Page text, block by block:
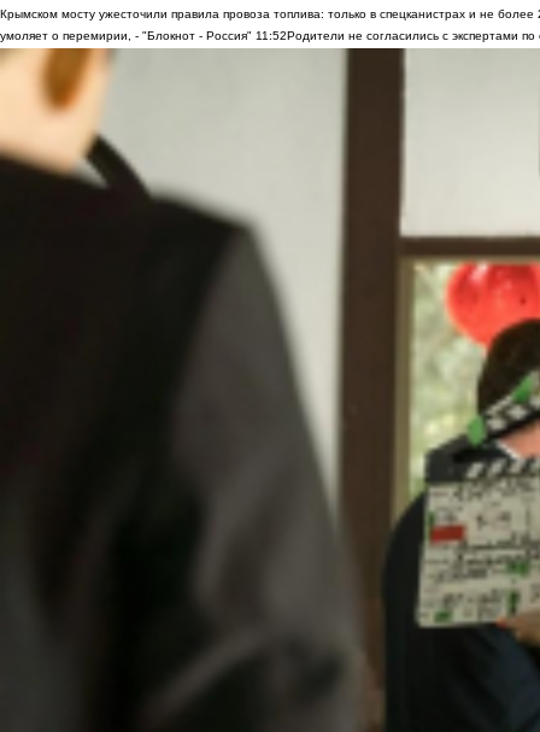
Крымском мосту ужесточили правила провоза топлива: только в спецканистрах и не
умоляет о перемирии, - "Блокнот - Россия" 11:52Родители не согласились с экспертами